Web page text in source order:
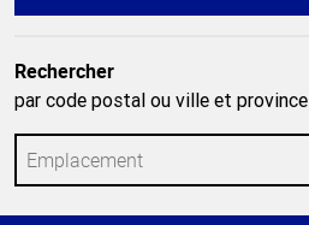
Rechercher
par code postal ou ville et province